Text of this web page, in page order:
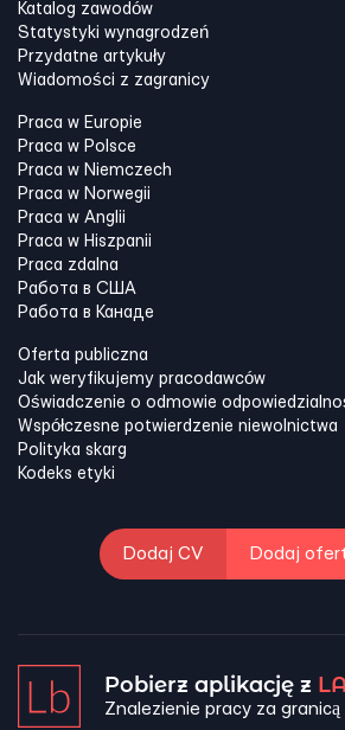
Katalog zawodów
Statystyki wynagrodzeń
Przydatne artykuły
Wiadomości z zagranicy
Praca w Europie
Praca w Polsce
Praca w Niemczech
Praca w Norwegii
Praca w Anglii
Praca w Hiszpanii
Praca zdalna
Работа в США
Работа в Канадe
Oferta publiczna
Jak weryfikujemy pracodawców
Oświadczenie o odmowie
Współczesne potwierdzenie niewolnictwa
Polityka skarg
Kodeks etyki
Dodaj CV Dodaj
Pobierz aplikację z
Znalezienie pracy za